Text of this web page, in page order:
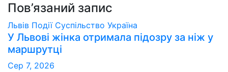
Пов’язаний запис
Львів Події Суспільство Україна
У Львові жінка отримала підозру за ніж у
маршрутці
Сер 7, 2026